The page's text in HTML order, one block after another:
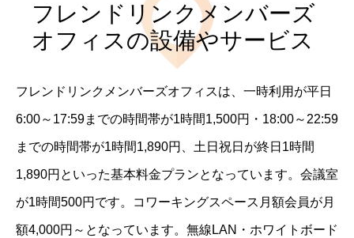
フレンドリンクメンバーズ
オフィスの設備やサービス
フレンドリンクメンバーズオフィスは、一時利用が平日
6:00～17:59までの時間帯が1時間1,500円・18:00～22:59
までの時間帯が1時間1,890円、土日祝日が終日1時間
1,890円といった基本料金プランとなっています。会議室
が1時間500円です。コワーキングスペース月額会員が月
額4,000円～となっています。無線LAN・ホワイトボード